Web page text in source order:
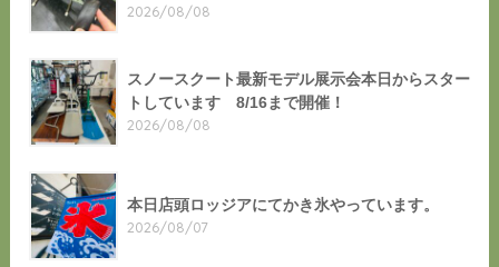
2026/08/08
スノースクート最新モデル展示会本日からスター
トしています 8/16まで開催！
2026/08/08
本日店頭ロッジアにてかき氷やっています。
2026/08/07